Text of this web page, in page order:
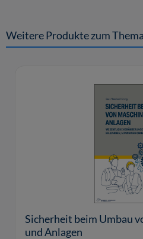
Weitere Produkte zum Thema
Sicherheit beim Umbau
und Anlagen